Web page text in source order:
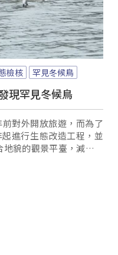
檢核 罕見冬候鳥
現罕見冬候鳥
對外開放旅遊，而為了
進行生態改造工程，並
貌的觀景平臺，減少干
；施工期間更進行生態
，去年就有9隻黑面琵鷺